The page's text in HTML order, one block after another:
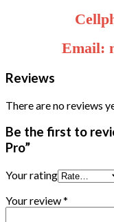
Email:
Reviews
There are no reviews
Be the first to
Pro”
Your rating
Your review*